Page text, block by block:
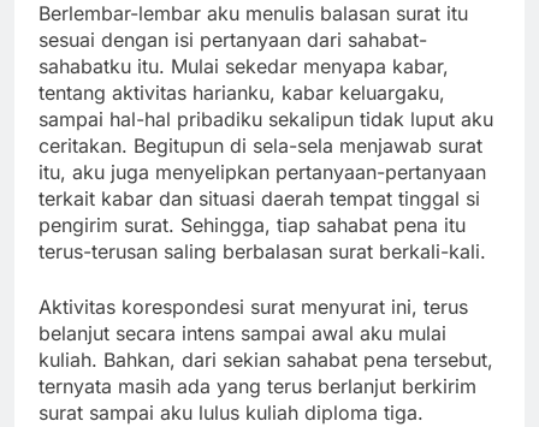
Berlembar-lembar aku menulis balasan surat itu
sesuai dengan isi pertanyaan dari sahabat-
sahabatku itu. Mulai sekedar menyapa kabar,
tentang aktivitas harianku, kabar keluargaku,
sampai hal-hal pribadiku sekalipun tidak luput aku
ceritakan. Begitupun di sela-sela menjawab surat
itu, aku juga menyelipkan pertanyaan-pertanyaan
terkait kabar dan situasi daerah tempat tinggal si
pengirim surat. Sehingga, tiap sahabat pena itu
terus-terusan saling berbalasan surat berkali-kali.
Aktivitas korespondesi surat menyurat ini, terus
belanjut secara intens sampai awal aku mulai
kuliah. Bahkan, dari sekian sahabat pena tersebut,
ternyata masih ada yang terus berlanjut berkirim
surat sampai aku lulus kuliah diploma tiga.